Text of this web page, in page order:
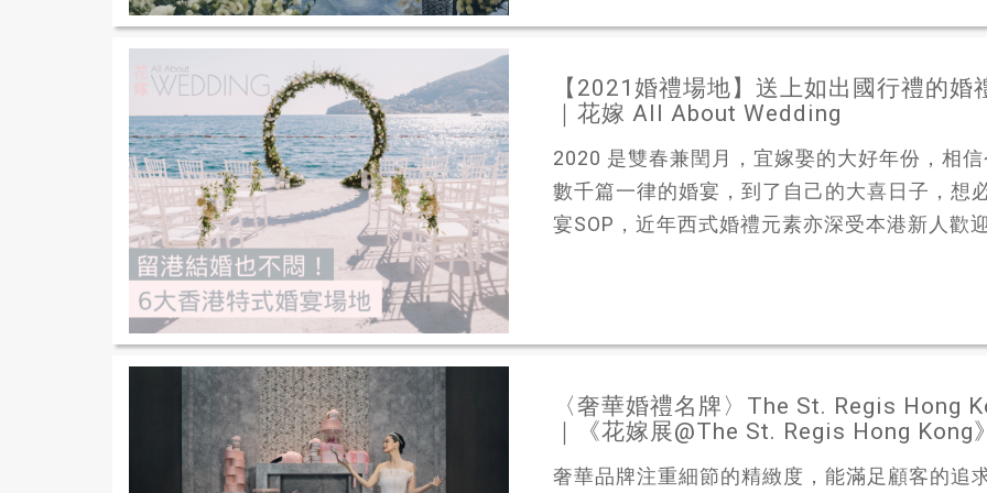
【2021婚禮場地】送上如出國行禮的
｜花嫁 All About Wedding
2020 是雙春兼閏月，宜嫁娶的大好年份，相
數千篇一律的婚宴，到了自己的大喜日子，想
宴SOP，近年西式婚禮元素亦深受本港新人歡
〈奢華婚禮名牌〉The St. Regis Hong
｜《花嫁展@The St. Regis Hong
奢華品牌注重細節的精緻度，能滿足顧客的追